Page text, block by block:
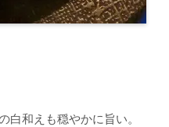
白和えも穏やかに旨い。